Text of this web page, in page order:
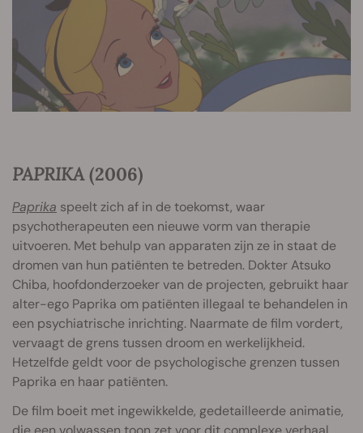
PAPRIKA(2006)
Paprika speelt zich af in de toekomst, waar
psychotherapeuten een nieuwe vorm van therapie
uitvoeren. Met behulp van apparaten zijn ze in staat de
dromen van hun patiënten te betreden. Dokter Atsuko
Chiba, hoofdonderzoeker van de projecten, gebruikt haar
alter-ego Paprika om patiënten illegaal te behandelen in
een psychiatrische inrichting. Naarmate de film vordert,
vervaagt de grens tussen droom en werkelijkheid.
Hetzelfde geldt voor de psychologische grenzen tussen
Paprika en haar patiënten.
De film boeit met ingewikkelde, gedetailleerde animatie,